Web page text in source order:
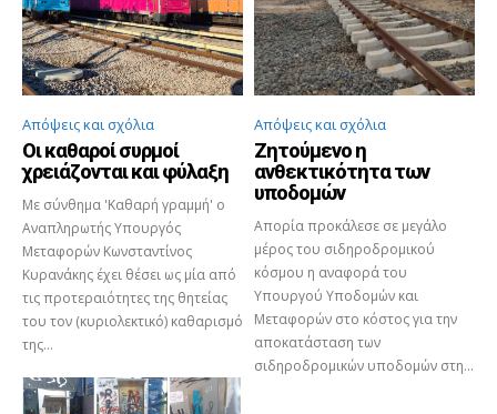
Απόψεις και σχόλια
Οι καθαροί συρμοί
χρειάζονται και φύλαξη
Με σύνθημα 'Καθαρή γραμμή' ο
Αναπληρωτής Υπουργός
Μεταφορών Κωνσταντίνος
Κυρανάκης έχει θέσει ως μία από
τις προτεραιότητες της θητείας
του τον (κυριολεκτικό) καθαρισμό
της...
Απόψεις και σχόλια
Ζητούμενο η
ανθεκτικότητα των
υποδομών
Απορία προκάλεσε σε μεγάλο
μέρος του σιδηροδρομικού
κόσμου η αναφορά του
Υπουργού Υποδομών και
Μεταφορών στο κόστος για την
αποκατάσταση των
σιδηροδρομικών υποδομών στη...